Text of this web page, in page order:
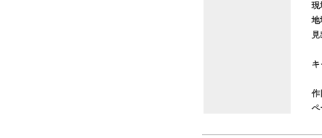
現
地
キ
作
ペ